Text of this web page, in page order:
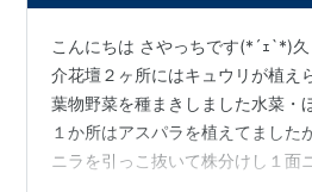
こんにちは さやっちです(*´ｪ`*)
介花壇２ヶ所にはキュウリが植え
葉物野菜を種まきしました水菜・
１か所はアスパラを植えてまし
ニラを引っこ抜いて株分けし１面